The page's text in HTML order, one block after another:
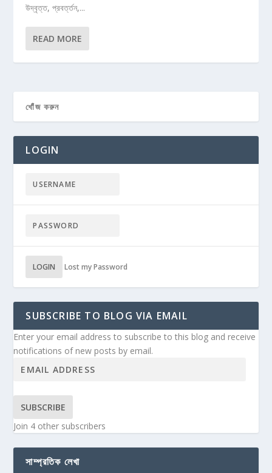
উদ্বৃত্ত, প্রবর্ত্তন,...
READ MORE
LOGIN
LOGIN Lost my Password
SUBSCRIBE TO BLOG VIA EMAIL
Enter your email address to subscribe to this blog and receive
notifications of new posts by email.
SUBSCRIBE
Join 4 other subscribers
সাম্প্রতিক লেখা